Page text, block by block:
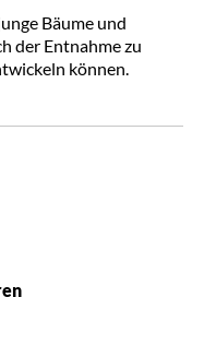
Bäume und
der Entnahme zu
können.